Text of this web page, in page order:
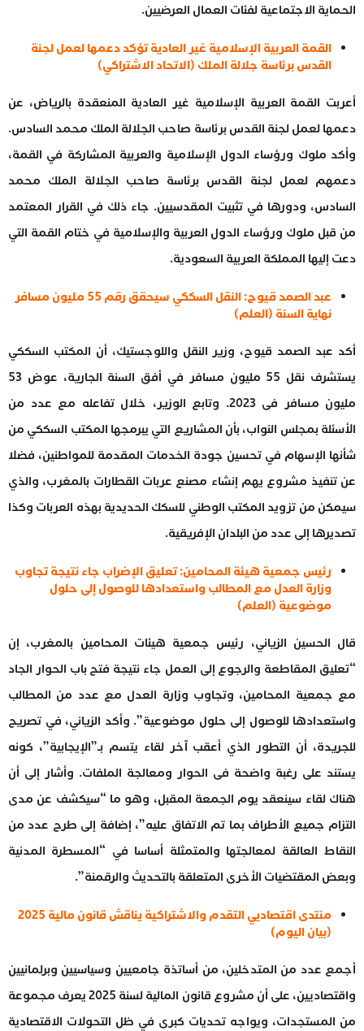
الحماية الاجتماعية لفئات العمال العرضيين.
القمة العربية الإسلامية غير العادية تؤكد دعمها لعمل لجنة
القدس برئاسة جلالة الملك (الاتحاد الاشتراكي)
أعربت القمة العربية الإسلامية غير العادية المنعقدة بالرياض، عن
دعمها لعمل لجنة القدس برئاسة صاحب الجلالة الملك محمد السادس.
وأكد ملوك ورؤساء الدول الإسلامية والعربية المشاركة في القمة،
دعمهم لعمل لجنة القدس برئاسة صاحب الجلالة الملك محمد
السادس، ودورها في تثبيت المقدسيين. جاء ذلك في القرار المعتمد
من قبل ملوك ورؤساء الدول العربية والإسلامية في ختام القمة التي
دعت إليها المملكة العربية السعودية.
عبد الصمد قيوح: النقل السككي سيحقق رقم 55 مليون مسافر
نهاية السنة (العلم)
أكد عبد الصمد قيوح، وزير النقل واللوجستيك، أن المكتب السككي
يستشرف نقل 55 مليون مسافر في أفق السنة الجارية، عوض 53
مليون مسافر فى 2023. وتابع الوزير، خلال تفاعله مع عدد من
الأسئلة بمجلس النواب، بأن المشاريع التي يبرمجها المكتب السككي من
شأنها الإسهام في تحسين جودة الخدمات المقدمة للمواطنين، فضلا
عن تنفيذ مشروع يهم إنشاء مصنع عربات القطارات بالمغرب، والذي
سيمكن من تزويد المكتب الوطني للسكك الحديدية بهذه العربات وكذا
تصديرها إلى عدد من البلدان الإفريقية.
رئيس جمعية هيئة المحامين: تعليق الإضراب جاء نتيجة تجاوب
وزارة العدل مع المطالب واستعدادها للوصول إلى حلول
موضوعية (العلم)
قال الحسين الزياني، رئيس جمعية هيئات المحامين بالمغرب، إن
“تعليق المقاطعة والرجوع إلى العمل جاء نتيجة فتح باب الحوار الجاد
مع جمعية المحامين، وتجاوب وزارة العدل مع عدد من المطالب
واستعدادها للوصول إلى حلول موضوعية”. وأكد الزياني، في تصريح
للجريدة، أن التطور الذي أعقب آخر لقاء يتسم بـ”الإيجابية”، كونه
يستند على رغبة واضحة فى الحوار ومعالجة الملفات. وأشار إلى أن
هناك لقاء سينعقد يوم الجمعة المقبل، وهو ما “سيكشف عن مدى
التزام جميع الأطراف بما تم الاتفاق عليه”، إضافة إلى طرح عدد من
النقاط العالقة لمعالجتها والمتمثلة أساسا في “المسطرة المدنية
وبعض المقتضيات الأخرى المتعلقة بالتحديث والرقمنة”.
منتدى اقتصاديي التقدم والاشتراكية يناقش قانون مالية 2025
(بيان اليوم)
أجمع عدد من المتدخلين، من أساتذة جامعيين وسياسيين وبرلمانيين
واقتصاديين، على أن مشروع قانون المالية لسنة 2025 يعرف مجموعة
من المستجدات، ويواجه تحديات كبرى في ظل التحولات الاقتصادية